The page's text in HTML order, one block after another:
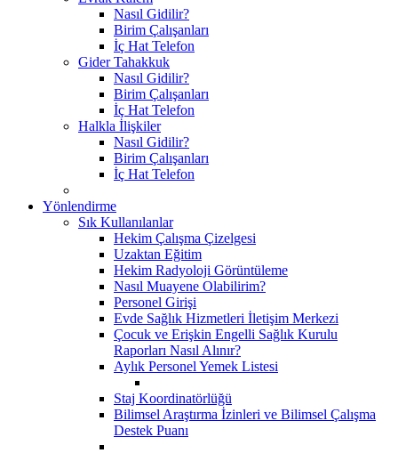
Nasıl Gidilir?
Birim Çalışanları
İç Hat Telefon
Gider Tahakkuk
Nasıl Gidilir?
Birim Çalışanları
İç Hat Telefon
Halkla İlişkiler
Nasıl Gidilir?
Birim Çalışanları
İç Hat Telefon
Yönlendirme
Sık Kullanılanlar
Hekim Çalışma Çizelgesi
Uzaktan Eğitim
Hekim Radyoloji Görüntüleme
Nasıl Muayene Olabilirim?
Personel Girişi
Evde Sağlık Hizmetleri İletişim Merkezi
Çocuk ve Erişkin Engelli Sağlık Kurulu
Raporları Nasıl Alınır?
Aylık Personel Yemek Listesi
Staj Koordinatörlüğü
Bilimsel Araştırma İzinleri ve Bilimsel Çalışma
Destek Puanı